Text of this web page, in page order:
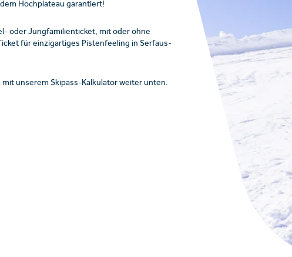
Hochplateau garantiert!
oder Jungfamilienticket, mit oder ohne
für einzigartiges Pistenfeeling in Serfaus-
unserem Skipass-Kalkulator weiter unten.